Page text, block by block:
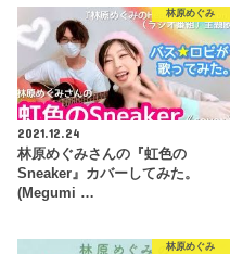
林原めぐみ
2021.12.24
林原めぐみさんの『虹色の
Sneaker』カバーしてみた。
(Megumi …
林原めぐみ